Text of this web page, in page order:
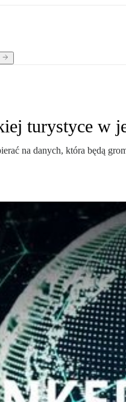
turystyce w
na danych, która będą